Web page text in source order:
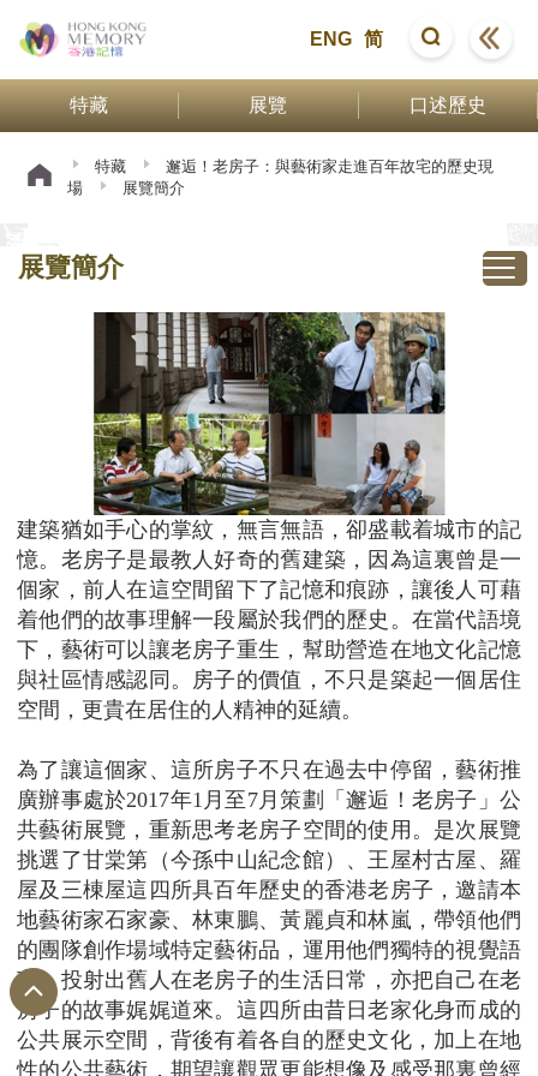
ENG 简
特藏 展覽 口述歷史
特藏
邂逅！老房子：與藝術家走進百年故宅的歷史現
場
展覽簡介
展覽簡介
建築猶如手心的掌紋，無言無語，卻盛載着城市的記
憶。老房子是最教人好奇的舊建築，因為這裏曾是一
個家，前人在這空間留下了記憶和痕跡，讓後人可藉
着他們的故事理解一段屬於我們的歷史。在當代語境
下，藝術可以讓老房子重生，幫助營造在地文化記憶
與社區情感認同。房子的價值，不只是築起一個居住
空間，更貴在居住的人精神的延續。
為了讓這個家、這所房子不只在過去中停留，藝術推
廣辦事處於2017年1月至7月策劃「邂逅！老房子」公
共藝術展覽，重新思考老房子空間的使用。是次展覽
挑選了甘棠第（今孫中山紀念館）、王屋村古屋、羅
屋及三棟屋這四所具百年歷史的香港老房子，邀請本
地藝術家石家豪、林東鵬、黃麗貞和林嵐，帶領他們
的團隊創作場域特定藝術品，運用他們獨特的視覺語
言，投射出舊人在老房子的生活日常，亦把自己在老
房子的故事娓娓道來。這四所由昔日老家化身而成的
公共展示空間，背後有着各自的歷史文化，加上在地
性的公共藝術，期望讓觀眾更能想像及感受那裏曾經